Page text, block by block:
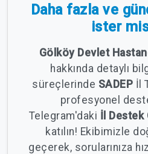
Daha fazla ve
ister
Gölköy Devlet
hakkında detaylı
süreçlerinde SADEP İl
profesyonel
Telegram'daki İl Destek
katılın! Ekibimizle
geçerek, sorularınıza